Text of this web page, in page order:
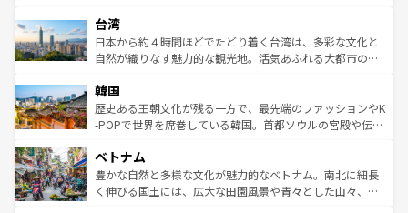
情報は
人々、おいしいローカルフードやハワイアンミュージッ
ク、伝統的なフラダンスなど、すべてがハワイの魅力を彩
っている。訪れるたびに新しい発見と感動が待っているハ
はコンテンツ一覧
リアリーフや大陸中央部にそびえるウルル（エアーズロッ
ク）、タスマニアの美しい原生林やケアンズの熱帯雨林な
ど、見どころがたくさん。また、カフェやワイン、オージ
いる。アクティビティも充実しており、サーフィンやダイ
ビング、ハイキングなど、アウトドア好きにはたまらな
い。オーストラリアの多彩な魅力を存分に味わいつくそ
参照してほしい。
台湾
日本から約４時間ほどでたどり着く台湾は、多彩な文化と
自然が織りなす魅力的な観光地。活気あふれる大都市の台
ン）、静ひつな山岳地帯である台湾東部など、都市の喧騒
と山間の静けさが共存しており、訪れる人に新しい発見と
驚きをもたらしてくれる。また、奥深い台湾の食文化も魅
容にもいいと評判のスイーツなど、バラエティ豊かな料理
が味わえる。 なお、新着の台湾情報は コンテンツ一覧を参
照してほしい。
韓国
歴史ある王朝文化が残る一方で、最先端のファッションやK
-POPで世界を席巻している韓国。首都ソウルの宮殿や伝統
き、地方に足を延ばせば四季折々の自然美を楽しむことが
できる。そして、キムチや焼肉、絶品のストリートフード
まで、さまざまな韓国料理が待っている。夜には、韓国な
ベトナム
豊かな自然と多様な文化が魅力的なベトナム。南北に細長
く伸びる国土には、広大な田園風景や青々とした山々、世